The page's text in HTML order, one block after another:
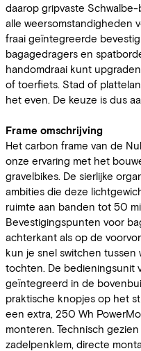
daarop gripvaste
alle weersomstandigheden
fraai geïntegreerde
bagagedragers en
handomdraai kunt
of toerfiets. Stad of
het even. De keuze is dus
Frame omschrijving
Het carbon frame van de
onze ervaring met het
gravelbikes. De sierlijke
ambities die deze
ruimte aan banden tot 50
Bevestigingspunten voor
achterkant als op de
kun je snel switchen
tochten. De bedieningsunit
geïntegreerd in de
praktische knopjes op het
een extra, 250 Wh
monteren. Technisch
zadelpenklem, directe